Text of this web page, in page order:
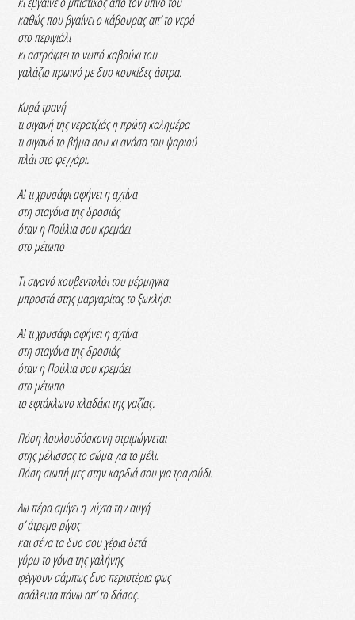
καθώς που βγαίνει ο κάβουρας απ’ το νερό
στο περιγιάλι
κι αστράφτει το νωπό καβούκι του
γαλάζιο πρωινό με δυο κουκίδες άστρα.
Κυρά τρανή
τι σιγανή της νερατζιάς η πρώτη καλημέρα
τι σιγανό το βήμα σου κι ανάσα του ψαριού
πλάι στο φεγγάρι.
Α! τι χρυσάφι αφήνει η αχτίνα
στη σταγόνα της δροσιάς
όταν η Πούλια σου κρεμάει
στο μέτωπο
Τι σιγανό κουβεντολόι του μέρμηγκα
μπροστά στης μαργαρίτας το ξωκλήσι
Α! τι χρυσάφι αφήνει η αχτίνα
στη σταγόνα της δροσιάς
όταν η Πούλια σου κρεμάει
στο μέτωπο
το εφτάκλωνο κλαδάκι της γαζίας.
Πόση λουλουδόσκονη στριμώγνεται
στης μέλισσας το σώμα για το μέλι.
Πόση σιωπή μες στην καρδιά σου για τραγούδι.
Δω πέρα σμίγει η νύχτα την αυγή
σ’ άτρεμο ρίγος
και σένα τα δυο σου χέρια δετά
γύρω το γόνα της γαλήνης
φέγγουν σάμπως δυο περιστέρια φως
ασάλευτα πάνω απ’ το δάσος.